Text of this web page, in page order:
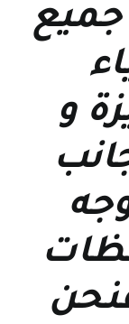
جميع
و